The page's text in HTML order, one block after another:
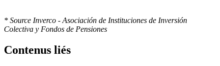
* Source Inverco - Asociación de Instituciones de Inversión
Colectiva y Fondos de Pensiones
Contenus liés